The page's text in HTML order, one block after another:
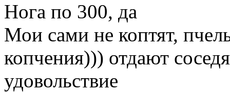
Нога по 300, да
Мои сами не коптят,
копчения))) отдают
удовольствие